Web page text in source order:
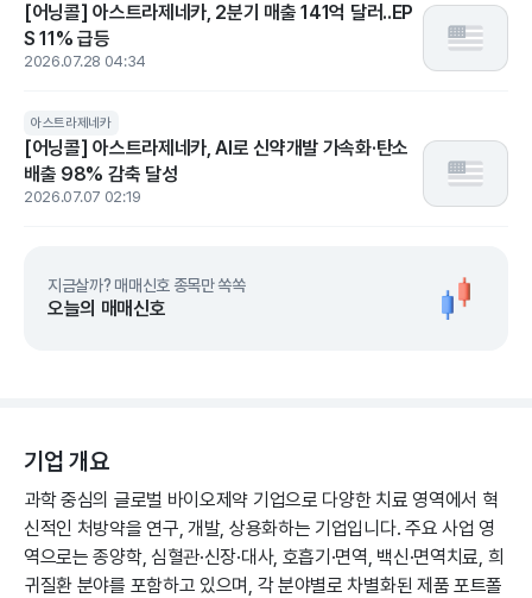
[어닝콜] 아스트라제네카, 2분기 매출 141억 달러..EP
S 11% 급등
2026.07.28 04:34
아스트라제네카
[어닝콜] 아스트라제네카, AI로 신약개발 가속화·탄소
배출 98% 감축 달성
2026.07.07 02:19
지금살까? 매매신호 종목만 쏙쏙
오늘의 매매신호
기업 개요
과학 중심의 글로벌 바이오제약 기업으로 다양한 치료 영역에서 혁
신적인 처방약을 연구, 개발, 상용화하는 기업입니다. 주요 사업 영
역으로는 종양학, 심혈관·신장·대사, 호흡기·면역, 백신·면역치료, 희
귀질환 분야를 포함하고 있으며, 각 분야별로 차별화된 제품 포트폴